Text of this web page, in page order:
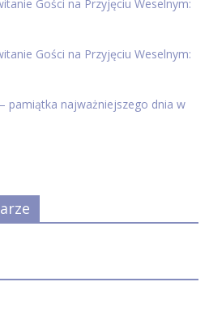
Gości na Przyjęciu Weselnym:
Gości na Przyjęciu Weselnym:
pamiątka najważniejszego dnia w